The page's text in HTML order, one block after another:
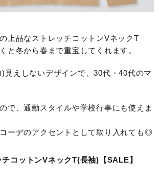
上品なストレッチコットンVネックT
と冬から春まで重宝してくれます。
見えしないデザインで、30代・40代のマ
で、通勤スタイルや学校行事にも使えま
ーデのアクセントとして取り入れても◎
コットンVネックT(長袖)【SALE】